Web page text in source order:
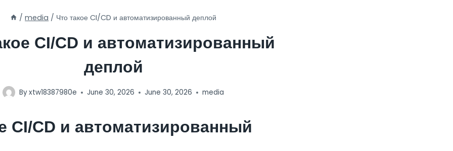
/ media / Что такое CI/CD и автоматизированный деплой
CI/CD и автоматизированный
деплой
Byxtw18387980e June 30, 2026 June 30, 2026 media
CI/CD и автоматизированный